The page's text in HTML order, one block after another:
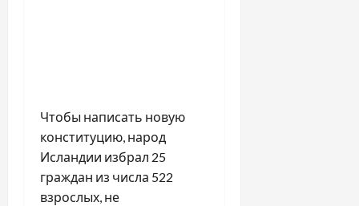
Чтобы написать новую
конституцию, народ
Исландии избрал 25
граждан из числа 522
взрослых, не